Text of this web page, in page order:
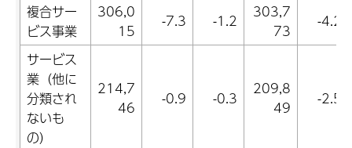
複合サー
ビス事業
306,0
15
-7.3 -1.2
303,7
73
-4.2
サービス
業（他に
分類され
ないも
の）
214,7
46
-0.9 -0.3
209,8
49
-2.5